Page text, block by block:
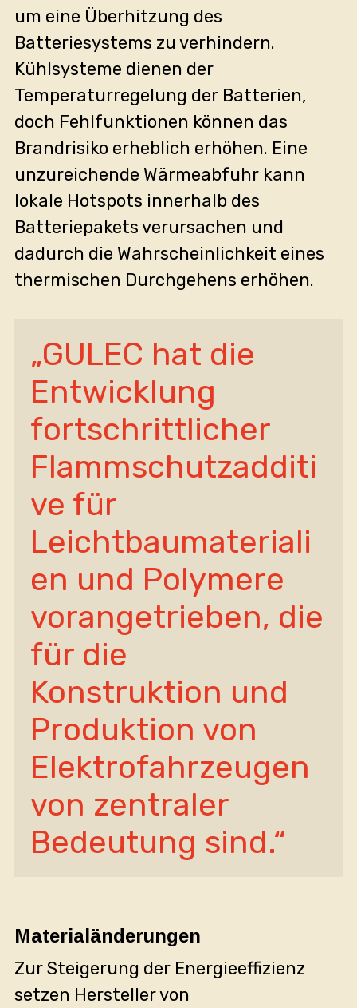
um eine Überhitzung des
Batteriesystems zu verhindern.
Kühlsysteme dienen der
Temperaturregelung der Batterien,
doch Fehlfunktionen können das
Brandrisiko erheblich erhöhen. Eine
unzureichende Wärmeabfuhr kann
lokale Hotspots innerhalb des
Batteriepakets verursachen und
dadurch die Wahrscheinlichkeit eines
thermischen Durchgehens erhöhen.
„GULEC hat die
Entwicklung
fortschrittlicher
Flammschutzadditi
ve für
Leichtbaumateriali
en und Polymere
vorangetrieben, die
für die
Konstruktion und
Produktion von
Elektrofahrzeugen
von zentraler
Bedeutung sind.“
Materialänderungen
Zur Steigerung der Energieeffizienz
setzen Hersteller von